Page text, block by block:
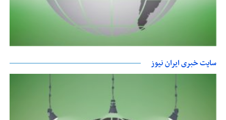
سایت خبری ایران نیوز